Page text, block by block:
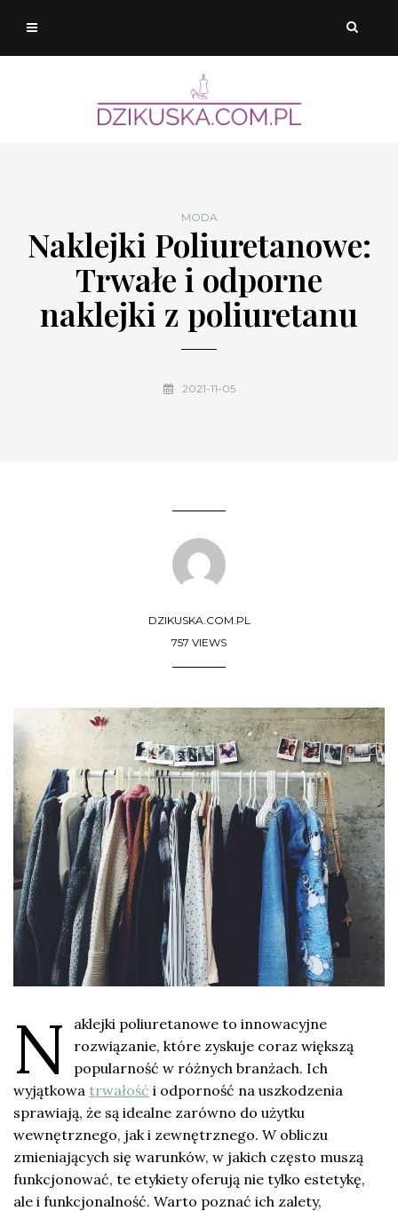
MODA
Naklejki Poliuretanowe:
Trwałe i odporne
naklejki z poliuretanu
2021-11-05
DZIKUSKA.COM.PL
757 VIEWS
N
aklejki poliuretanowe to innowacyjne
rozwiązanie, które zyskuje coraz większą
popularność w różnych branżach. Ich
wyjątkowa trwałość i odporność na uszkodzenia
sprawiają, że są idealne zarówno do użytku
wewnętrznego, jak i zewnętrznego. W obliczu
zmieniających się warunków, w jakich często muszą
funkcjonować, te etykiety oferują nie tylko estetykę,
ale i funkcjonalność. Warto poznać ich zalety,